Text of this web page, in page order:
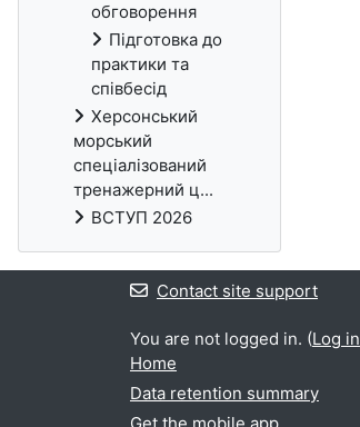
обговорення
Підготовка до
практики та
співбесід
Херсонський
морський
спеціалізований
тренажерний ц...
ВСТУП 2026
Contact site support
You are not logged in. (Log in
Home
Data retention summary